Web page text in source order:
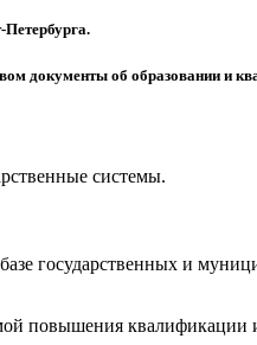
документы об образовании и
системы.
государственных и
повышения квалификации